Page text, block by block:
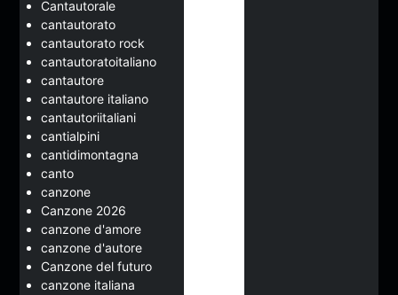
Cantautorale
cantautorato
cantautorato rock
cantautoratoitaliano
cantautore
cantautore italiano
cantautoriitaliani
cantialpini
cantidimontagna
canto
canzone
Canzone 2026
canzone d'amore
canzone d'autore
Canzone del futuro
canzone italiana